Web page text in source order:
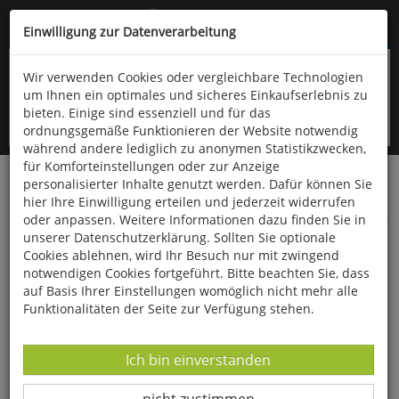
Kompletten Head der Seite überspringen
oder (06766) 9323-960
Startseite Bücher
Quelle & Meyer Verlag
Bauen & Wohnen
Die giftfreie Wohnung
Einwilligung zur Datenverarbeitung
Wir verwenden Cookies oder vergleichbare Technologien
um Ihnen ein optimales und sicheres Einkaufserlebnis zu
bieten. Einige sind essenziell und für das
ordnungsgemäße Funktionieren der Website notwendig
während andere lediglich zu anonymen Statistikzwecken,
für Komforteinstellungen oder zur Anzeige
personalisierter Inhalte genutzt werden. Dafür können Sie
hier Ihre Einwilligung erteilen und jederzeit widerrufen
oder anpassen. Weitere Informationen dazu finden Sie in
unserer Datenschutzerklärung. Sollten Sie optionale
Cookies ablehnen, wird Ihr Besuch nur mit zwingend
notwendigen Cookies fortgeführt. Bitte beachten Sie, dass
auf Basis Ihrer Einstellungen womöglich nicht mehr alle
Funktionalitäten der Seite zur Verfügung stehen.
Datenverarbeitung -
Ich bin einverstanden